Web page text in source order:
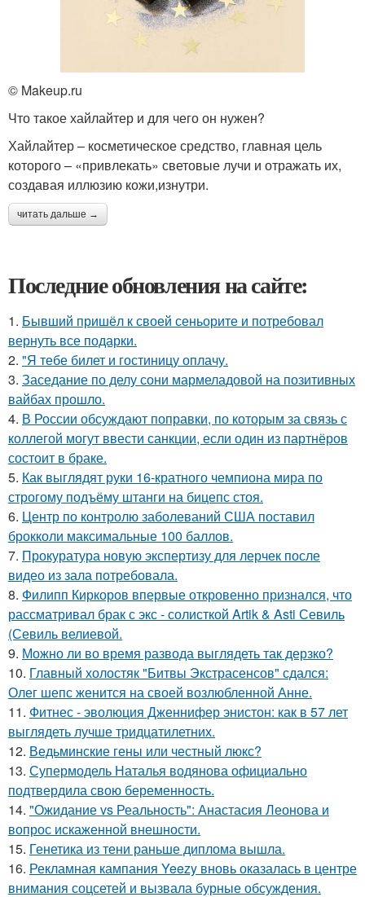
© Makeup.ru
Что такое хайлайтер и для чего он нужен?
Хайлайтер – косметическое средство, главная цель
которого – «привлекать» световые лучи и отражать их,
создавая иллюзию кожи,изнутри.
читать дальше →
Последние обновления на сайте:
1. Бывший пришёл к своей сеньорите и потребовал
вернуть все подарки.
2. "Я тебе билет и гостиницу оплачу.
3. Заседание по делу сони мармеладовой на позитивных
вайбах прошло.
4. В России обсуждают поправки, по которым за связь с
коллегой могут ввести санкции, если один из партнёров
состоит в браке.
5. Как выглядят руки 16-кратного чемпиона мира по
строгому подъёму штанги на бицепс стоя.
6. Центр по контролю заболеваний США поставил
брокколи максимальные 100 баллов.
7. Прокуратура новую экспертизу для лерчек после
видео из зала потребовала.
8. Филипп Киркоров впервые откровенно признался, что
рассматривал брак с экс - солисткой Artik & Asti Севиль
(Севиль велиевой.
9. Можно ли во время развода выглядеть так дерзко?
10. Главный холостяк "Битвы Экстрасенсов" сдался:
Олег шепс женится на своей возлюбленной Анне.
11. Фитнес - эволюция Дженнифер энистон: как в 57 лет
выглядеть лучше тридцатилетних.
12. Ведьминские гены или честный люкс?
13. Супермодель Наталья водянова официально
подтвердила свою беременность.
14. "Ожидание vs Реальность": Анастасия Леонова и
вопрос искаженной внешности.
15. Генетика из тени раньше диплома вышла.
16. Рекламная кампания Yeezy вновь оказалась в центре
внимания соцсетей и вызвала бурные обсуждения.